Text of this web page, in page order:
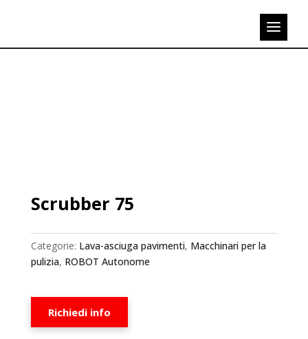
Scrubber 75
Categorie: Lava-asciuga pavimenti, Macchinari per la
pulizia, ROBOT Autonome
Richiedi info